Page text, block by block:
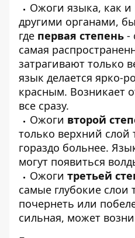
Ожоги языка, как
другими органами,
где первая степень -
самая
затрагивают только
язык делается ярко-
красным. Возникает
все сразу.
Ожоги второй
только верхний слой
гораздо больнее.
могут появиться
Ожоги третьей
самые глубокие
почернеть или
сильная, может